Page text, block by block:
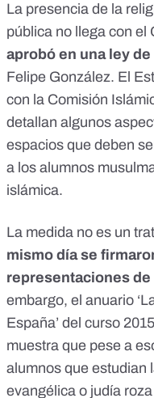
La presencia de la
pública no llega con el
aprobó en una ley de
Felipe González. El
con la Comisión
detallan algunos
espacios que deben
a los alumnos
islámica.
La medida no es un
mismo día se
representaciones de
embargo, el anuario
España’ del curso
muestra que pese a
alumnos que estudian
evangélica o judía